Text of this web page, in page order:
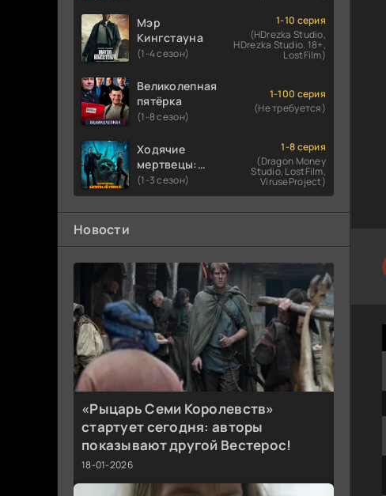
Мэр
Кингстауна
(1-4 сезон)
1-10 серия
(HDrezka Studio,
HDrezka Studio. 18+,
LostFilm)
Великолепная
пятёрка
(1-8 сезон)
1-100 серия
(Не требуется)
Ходячие
мертвецы:
Мертвый
город
(1-3 сезон)
1-8 серия
(Dragon Money
Studio, LostFilm,
ViruseProject)
Новости
«Рыцарь Семи Королевств»
стартует сегодня: авторы
показывают другой Вестерос!
18-01-2026